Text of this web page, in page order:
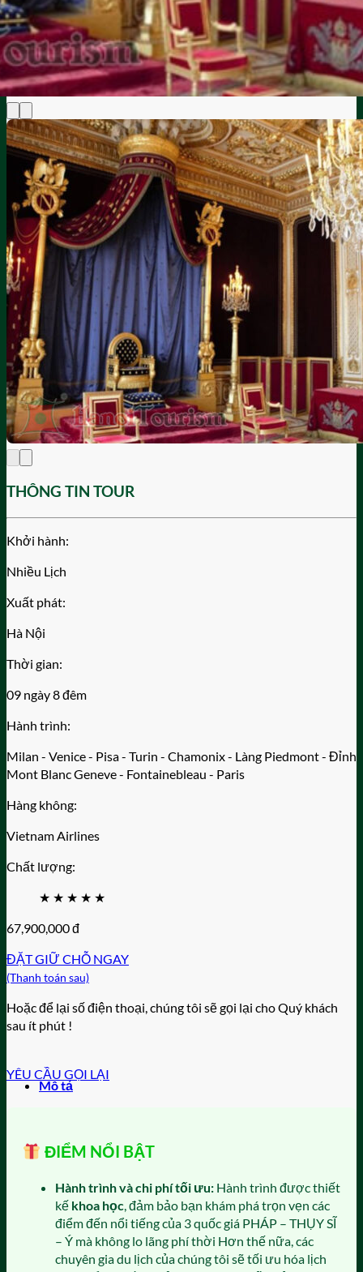
THÔNG TIN TOUR
Khởi hành:
Nhiều Lịch
Xuất phát:
Hà Nội
Thời gian:
09 ngày 8 đêm
Hành trình:
Milan - Venice - Pisa - Turin - Chamonix - Làng Piedmont - Đỉnh
Mont Blanc Geneve - Fontainebleau - Paris
Hàng không:
Vietnam Airlines
Chất lượng:
★ ★ ★ ★ ★
67,900,000đ
ĐẶT GIỮ CHỖ NGAY
(Thanh toán sau)
Hoặc để lại số điện thoại, chúng tôi sẽ gọi lại cho Quý khách
sau ít phút !
YÊU CẦU GỌI LẠI
Mô tả
ĐIỂM NỔI BẬT
Hành trình và chi phí tối ưu: Hành trình được thiết
kế khoa học, đảm bảo bạn khám phá trọn vẹn các
điểm đến nổi tiếng của 3 quốc giá PHÁP – THỤY SĨ
– Ý mà không lo lãng phí thời Hơn thế nữa, các
chuyên gia du lịch của chúng tôi sẽ tối ưu hóa lịch